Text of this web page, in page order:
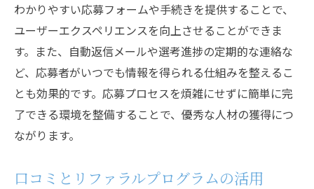
わかりやすい応募フォームや手続きを提供することで、
ユーザーエクスペリエンスを向上させることができま
す。また、自動返信メールや選考進捗の定期的な連絡な
ど、応募者がいつでも情報を得られる仕組みを整えるこ
とも効果的です。応募プロセスを煩雑にせずに簡単に完
了できる環境を整備することで、優秀な人材の獲得につ
ながります。
口コミとリファラルプログラムの活用